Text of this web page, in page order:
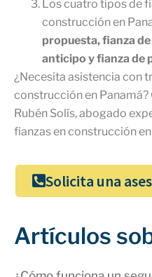
Artículos
Los cuatro tipos de
construcción en
propuesta, fianza
anticipo y fianza de
¿Necesita asistencia con
construcción en
Rubén Solís, abogado
fianzas en construcción
Solicita una